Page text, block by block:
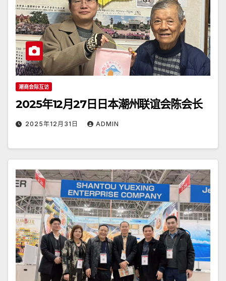
潮商会际互访
2025年12月27日日本潮州联谊会陈会长
2025年12月31日 ADMIN